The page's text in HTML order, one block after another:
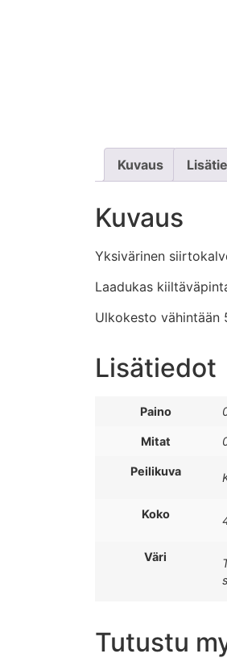
Kuvaus
Kuvaus
Yksivärinen
Laadukas
Ulkokesto vähintään
Lisätiedot
Paino
Mitat
Peilikuva
Koko
Väri
Tutustu